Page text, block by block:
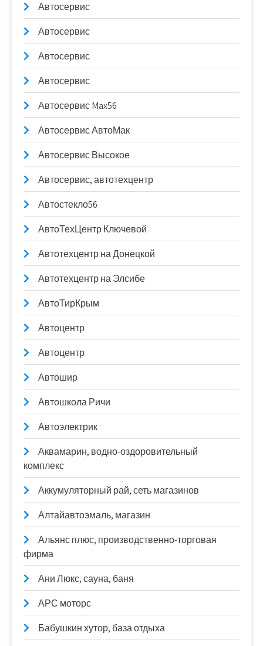
Автосервис
Автосервис
Автосервис
Автосервис
Автосервис Max56
Автосервис АвтоМак
Автосервис Высокое
Автосервис, автотехцентр
Автостекло56
АвтоТехЦентр Ключевой
Автотехцентр на Донецкой
Автотехцентр на Элсибе
АвтоТирКрым
Автоцентр
Автоцентр
Автошир
Автошкола Ричи
Автоэлектрик
Аквамарин, водно-оздоровительный
комплекс
Аккумуляторный рай, сеть магазинов
Алтайавтоэмаль, магазин
Альянс плюс, производственно-торговая
фирма
Ани Люкс, сауна, баня
АРС моторс
Бабушкин хутор, база отдыха